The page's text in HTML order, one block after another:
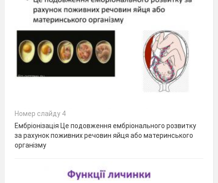
Номер слайду 4
Ембріонізація Це подовження ембріонального розвитку
за рахунок поживних речовин яйця або материнського
організму